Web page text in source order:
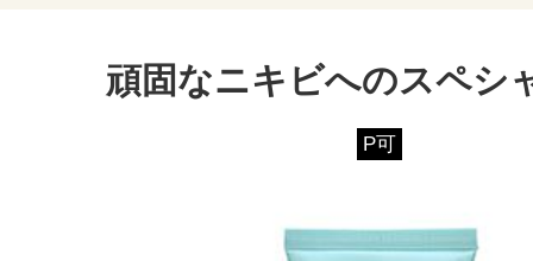
頑固なニキビへのスペシ
P可